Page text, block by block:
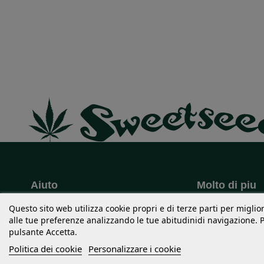
Aiuto
+34 96 389 04 03
Domande di ordinazione
Dubbi sulle spese di spedizioni
Modalità di pagamento
Molto di piu
USA
Questo sito web utilizza cookie propri e di terze parti per
alle tue preferenze analizzando le tue abitudinidi navigazione.
pulsante Accetta.
Politica dei cookie Personalizzare i cookie